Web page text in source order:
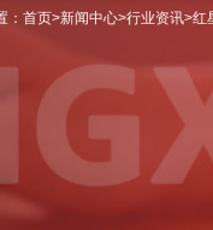
： 首页>新闻中心>行业资讯>红